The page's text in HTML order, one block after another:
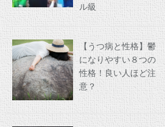
ル級
【うつ病と性格】鬱
になりやすい８つの
性格！良い人ほど注
意？